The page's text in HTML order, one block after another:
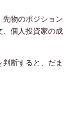
物のポジション
、個人投資家の成
断すると、だま